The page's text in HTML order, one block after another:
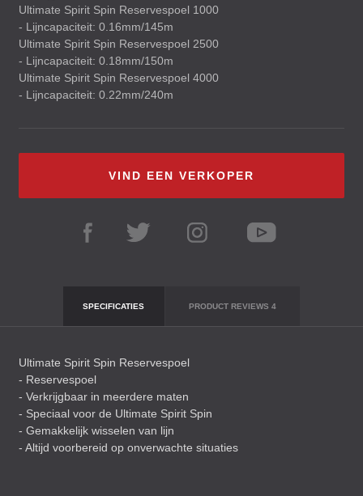
Ultimate Spirit Spin Reservespoel 1000
- Lijncapaciteit: 0.16mm/145m
Ultimate Spirit Spin Reservespoel 2500
- Lijncapaciteit: 0.18mm/150m
Ultimate Spirit Spin Reservespoel 4000
- Lijncapaciteit: 0.22mm/240m
VIND EEN VERKOPER
SPECIFICATIES PRODUCT REVIEWS 4
Ultimate Spirit Spin Reservespoel
- Reservespoel
- Verkrijgbaar in meerdere maten
- Speciaal voor de Ultimate Spirit Spin
- Gemakkelijk wisselen van lijn
- Altijd voorbereid op onverwachte situaties